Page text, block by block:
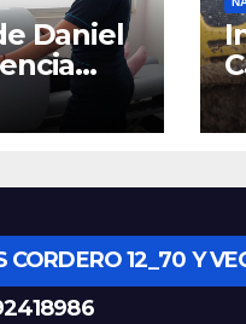
Daniel
nuevos
CORDERO 12_70 Y